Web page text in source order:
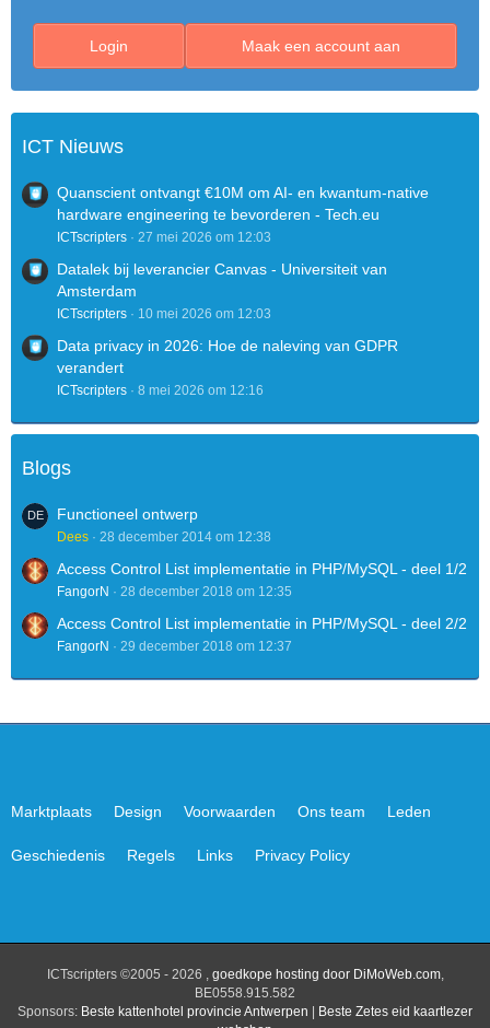
Maak een account aan
Login
ICT Nieuws
Quanscient ontvangt €10M om AI- en kwantum-native
hardware engineering te bevorderen - Tech.eu
ICTscripters 27 mei 2026 om 12:03
Datalek bij leverancier Canvas - Universiteit van
Amsterdam
ICTscripters 10 mei 2026 om 12:03
Data privacy in 2026: Hoe de naleving van GDPR
verandert
ICTscripters 8 mei 2026 om 12:16
Blogs
Functioneel ontwerp
Dees 28 december 2014 om 12:38
Access Control List implementatie in PHP/MySQL - deel 1/2
FangorN 28 december 2018 om 12:35
Access Control List implementatie in PHP/MySQL - deel 2/2
FangorN 29 december 2018 om 12:37
Marktplaats Design Voorwaarden Ons team Leden
Geschiedenis Regels Links Privacy Policy
ICTscripters ©2005 - 2026 , goedkope hosting door DiMoWeb.com,
BE0558.915.582
Sponsors: Beste kattenhotel provincie Antwerpen
Beste Zetes eid kaartlezer